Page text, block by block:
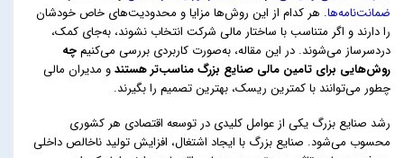
ضمانت‌نامه‌ها. هر کدام از این روش‌ها مزایا و محدودیت‌های خاص خودشان
را دارند و اگر متناسب با ساختار مالی شرکت انتخاب نشوند، به‌جای کمک،
دردسرساز می‌شوند. در این مقاله، به‌صورت کاربردی بررسی می‌کنیمچه
روش‌هایی برای تامین مالی صنایع بزرگ مناسب‌تر هستندو مدیران مالی
چطور می‌توانند با کمترین ریسک، بهترین تصمیم را بگیرند.
رشد صنایع بزرگ یکی از عوامل کلیدی در توسعه اقتصادی هر کشوری
محسوب می‌شود. صنایع بزرگ با ایجاد اشتغال، افزایش تولید ناخالص داخلی